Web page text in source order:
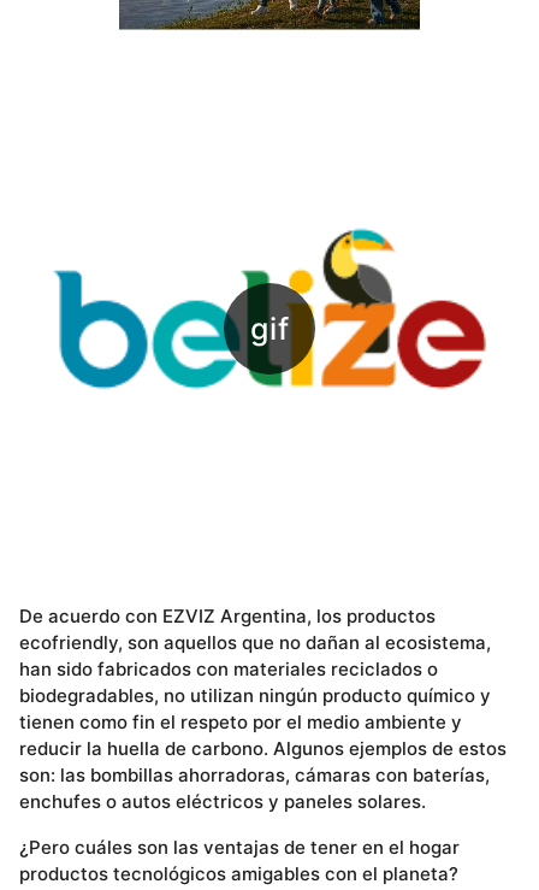
De acuerdo con EZVIZ Argentina, los productos
ecofriendly, son aquellos que no dañan al ecosistema,
han sido fabricados con materiales reciclados o
biodegradables, no utilizan ningún producto químico y
tienen como fin el respeto por el medio ambiente y
reducir la huella de carbono. Algunos ejemplos de estos
son: las bombillas ahorradoras, cámaras con baterías,
enchufes o autos eléctricos y paneles solares.
¿Pero cuáles son las ventajas de tener en el hogar
productos tecnológicos amigables con el planeta?